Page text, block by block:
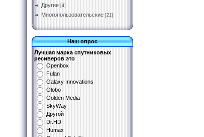
Другие [4]
Многопользовательские [21]
Наш опрос
Лучшая марка спутниковых
ресиверов это
Openbox
Fulan
Galaxy Innovations
Globo
Golden Media
SkyWay
Другой
Dr.HD
Humax